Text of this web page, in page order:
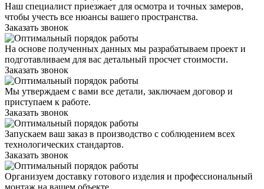
Наш специалист приезжает для осмотра и точных замеров,
чтобы учесть все нюансы вашего пространства.
Заказать звонок
На основе полученных данных мы разрабатываем проект и
подготавливаем для вас детальный просчет стоимости.
Заказать звонок
Мы утверждаем с вами все детали, заключаем договор и
приступаем к работе.
Заказать звонок
Запускаем ваш заказ в производство с соблюдением всех
технологических стандартов.
Заказать звонок
Организуем доставку готового изделия и профессиональный
монтаж на вашем объекте.